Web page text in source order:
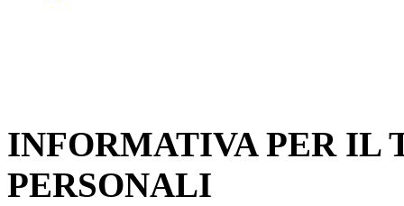
INFORMATIVA PER IL
PERSONALI